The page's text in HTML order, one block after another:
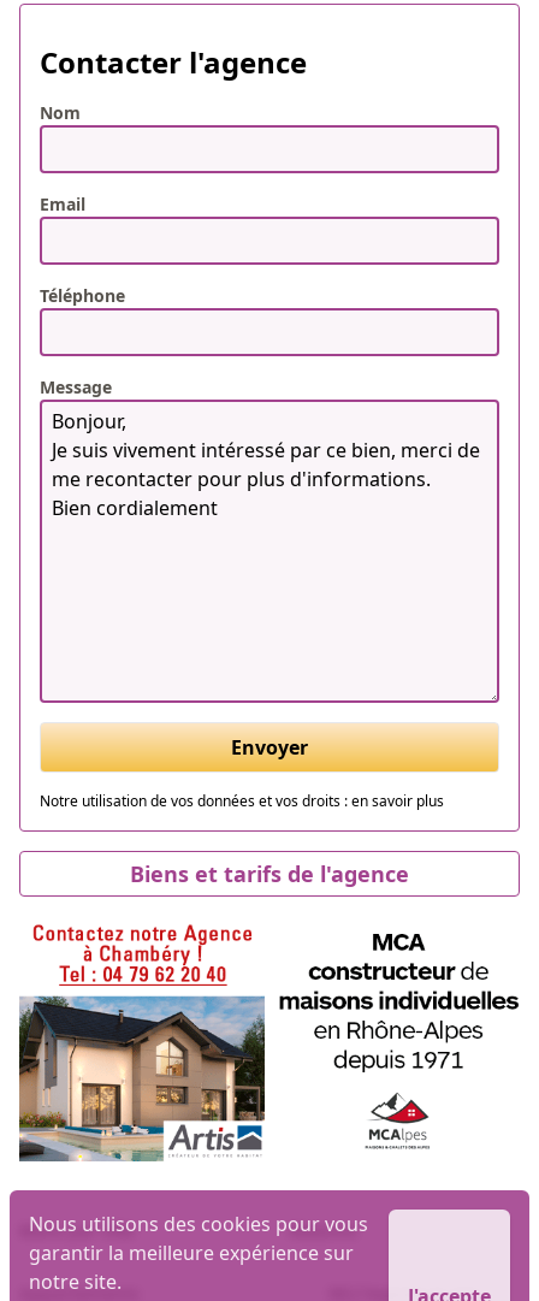
Contacter l'agence
Nom
Email
Téléphone
Message
Envoyer
Notre utilisation de vos données et vos droits :en savoir plus
Biens et tarifs de l'agence
Nous utilisons des cookies pour vous
garantir la meilleure expérience sur
notre site.
Biens par ville Maisons
Appartements MLI logiciel et site